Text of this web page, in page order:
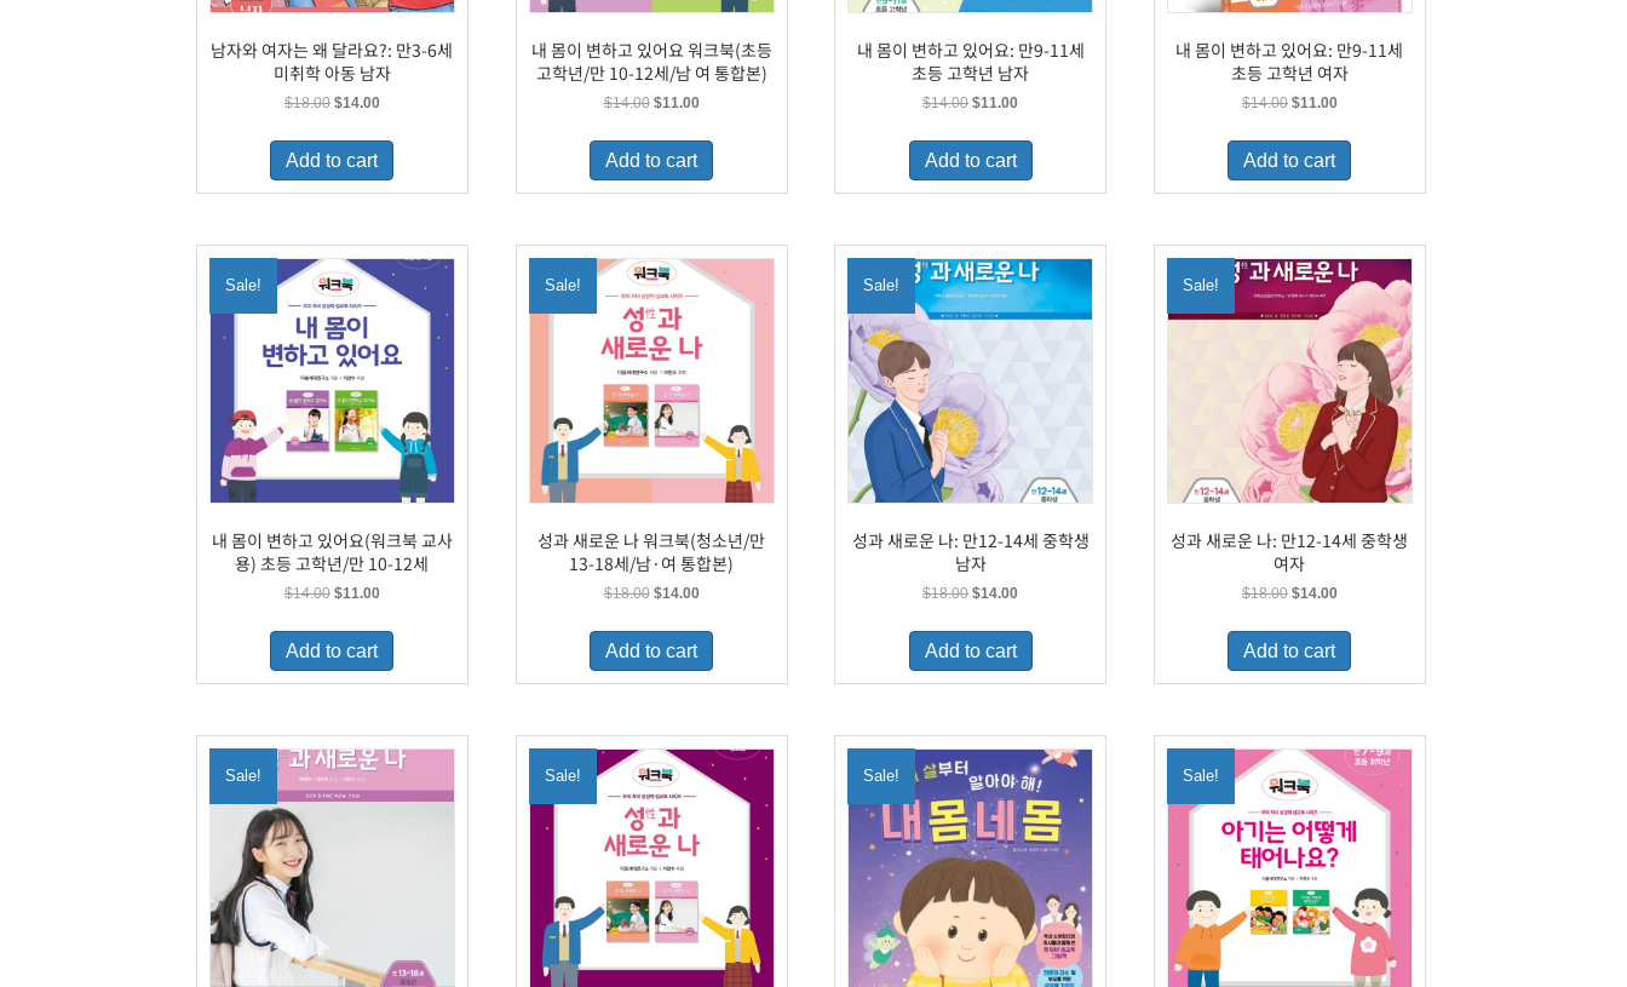
남자와 여자는 왜 달라요?: 만3-6세
미취학 아동 남자
$18.00 Original
was:
$18.00.
$14.00Current
is:
$14.00.
Add to cart
내 몸이 변하고 있어요 워크북(초등
고학년/만 10-12세/남 여 통합본)
$14.00 Original
was:
$14.00.
$11.00Current
is:
$11.00.
Add to cart
내 몸이 변하고 있어요: 만9-11세
초등 고학년 남자
$14.00Original
was:
$14.00.
$11.00Current
is:
$11.00.
Add to cart
내 몸이 변하고 있어요: 만9-11세
초등 고학년 여자
$14.00 Original
was:
$14.00.
$11.00Current
is:
$11.00.
Add to cart
Sale!
내 몸이 변하고 있어요(워크북 교사
용) 초등 고학년/만 10-12세
$14.00 Original
was:
$14.00.
$11.00Current
is:
$11.00.
Add to cart
Sale!
성과 새로운 나 워크북(청소년/만
13-18세/남·여 통합본)
$18.00 Original
was:
$18.00.
$14.00Current
is:
$14.00.
Add to cart
Sale!
성과 새로운 나: 만12-14세 중학생
남자
$18.00Original
was:
$18.00.
$14.00Current
is:
$14.00.
Add to cart
Sale!
성과 새로운 나: 만12-14세 중학생
여자
$18.00 Original
was:
$18.00.
$14.00Current
is:
$14.00.
Add to cart
Sale! Sale! Sale! Sale!